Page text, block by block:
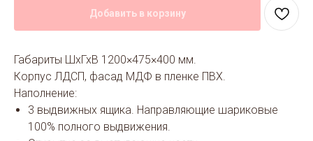
Добавить в корзину
Габариты ШхГхВ 1200×475×400 мм.
Корпус ЛДСП, фасад МДФ в пленке ПВХ.
Наполнение:
3 выдвижных ящика. Направляющие шариковые
100% полного выдвижения.